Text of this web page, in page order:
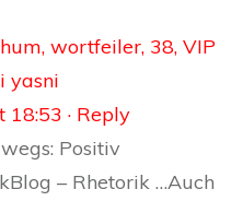
wortfeiler, 38, VIP
yasni
18:53 · Reply
Positiv
– Rhetorik …Auch